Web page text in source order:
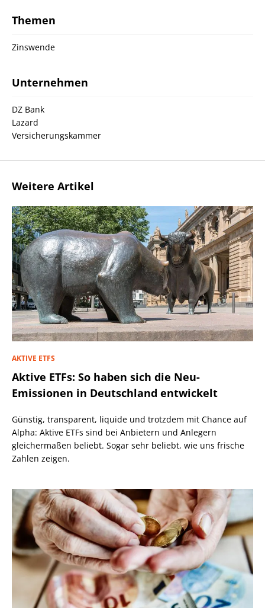
Themen
Zinswende
Unternehmen
DZ Bank
Lazard
Versicherungskammer
Weitere Artikel
AKTIVE ETFS
Aktive ETFs: So haben sich die Neu-
Emissionen in Deutschland entwickelt
Günstig, transparent, liquide und trotzdem mit Chance auf
Alpha: Aktive ETFs sind bei Anbietern und Anlegern
gleichermaßen beliebt. Sogar sehr beliebt, wie uns frische
Zahlen zeigen.